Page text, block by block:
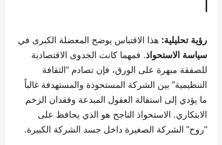
رؤية تحليلية: هذا الاقتباس يوضح المعضلة الكبرى في
سياسة الاستحواذ. فمهما كانت الجدوى الاقتصادية
للصفقة مبهرة على الورق، فإن تصادم “الثقافة
التنظيمية” بين الشركة المستحوذة والمستهدفة غالباً
ما يؤدي إلى استقالة العقول المبدعة وفقدان الزخم
الابتكاري. الاستحواذ الناجح هو الذي يحافظ على
“روح” الشركة الصغيرة داخل جسد الشركة الكبيرة.